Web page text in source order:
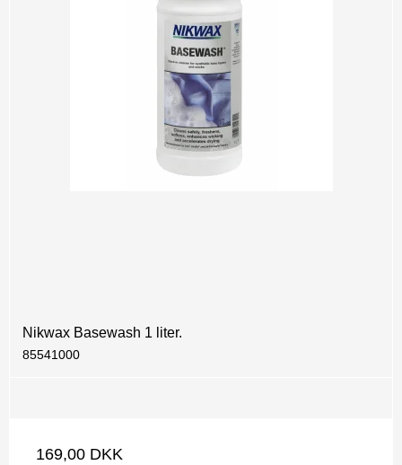
Nikwax Basewash 1 liter.
85541000
169,00 DKK